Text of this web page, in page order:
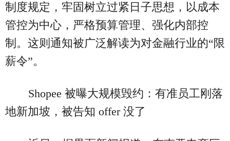
制度规定，牢固树立过紧日子思想，以成本
管控为中心，严格预算管理、强化内部控
制。这则通知被广泛解读为对金融行业的“限
薪令”。
Shopee 被曝大规模毁约：有准员工刚落
地新加坡，被告知 offer 没了